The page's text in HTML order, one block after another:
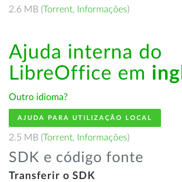
2.6 MB (Torrent, Informações)
Ajuda interna do
LibreOffice em
Outro idioma?
AJUDA PARA UTILIZAÇÃO LOCAL
2.5 MB (Torrent, Informações)
SDK e código fonte
Transferir o SDK